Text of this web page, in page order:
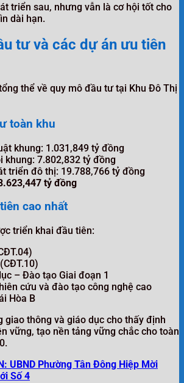
triển sau, nhưng vẫn là cơ hội tốt cho
dài hạn.
tư và các dự án ưu tiên
thể về quy mô đầu tư tại Khu Đô Thị
toàn khu
khung: 1.031,849 tỷ đồng
khung: 7.802,832 tỷ đồng
triển đô thị: 19.788,766 tỷ đồng
tỷ đồng
cao nhất
triển khai đầu tiên:
– Đào tạo Giai đoạn 1
cứu và đào tạo công nghệ cao
Hòa B
giao thông và giáo dục cho thấy định
vững, tạo nền tảng vững chắc cho toàn
UBND Phường Tân Đông Hiệp Mời
Số 4